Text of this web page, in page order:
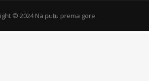
© 2024 Na putu prema gore